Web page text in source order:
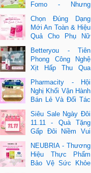
Fomo - Nhưng
Cũng ĐúngChọn Đúng Dạng
Mới An Toàn & Hiệu
Quả Cho Phụ Nữ
Betteryou - Tiên
Phong Công Nghệ
Xịt Hấp Thu Qua
(Intra-Oral Spray)Pharmacity - Hội
Nghị Khối Vận Hành
Bán Lẻ Và Đối Tác
Siêu Sale Ngày Đôi
11.11 - Quà Tặng
Gấp Đôi Niềm Vui
Betteryou
NEUBRIA - Thương
Hiệu Thực Phẩm
Bảo Vệ Sức Khỏe